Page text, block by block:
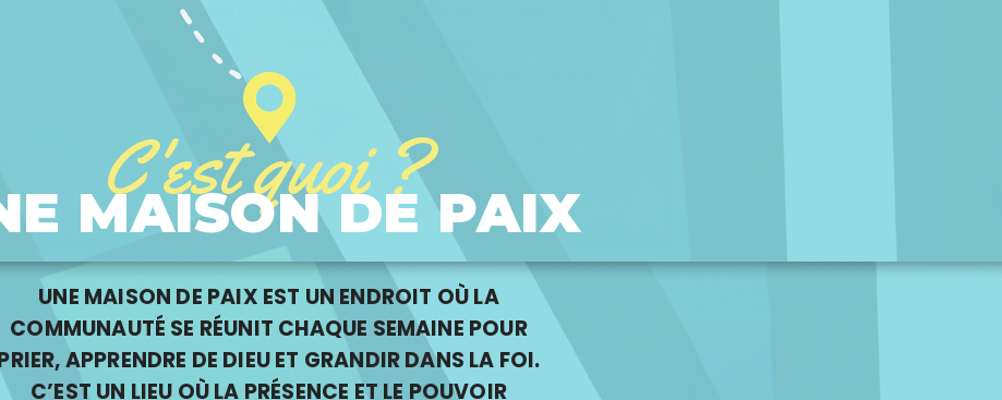
C'est quoi ?
MAISON DE PAIX
UNE MAISON DE PAIX EST UN ENDROIT OÙ LA
COMMUNAUTÉ SE RÉUNIT CHAQUE SEMAINE POUR
APPRENDRE DE DIEU ET GRANDIR DANS LA FOI.
C’EST UN LIEU OÙ LA PRÉSENCE ET LE POUVOIR